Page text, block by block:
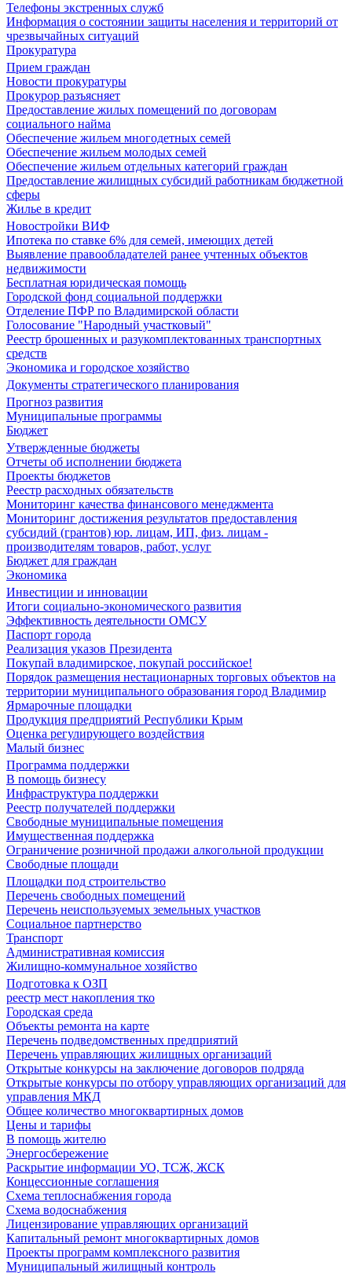
Телефоны экстренных служб
Информация о состоянии защиты населения и территорий от
чрезвычайных ситуаций
Прокуратура
Прием граждан
Новости прокуратуры
Прокурор разъясняет
Предоставление жилых помещений по договорам
социального найма
Обеспечение жильем многодетных семей
Обеспечение жильем молодых семей
Обеспечение жильем отдельных категорий граждан
Предоставление жилищных субсидий работникам бюджетной
сферы
Жилье в кредит
Новостройки ВИФ
Ипотека по ставке 6% для семей, имеющих детей
Выявление правообладателей ранее учтенных объектов
недвижимости
Бесплатная юридическая помощь
Городской фонд социальной поддержки
Отделение ПФР по Владимирской области
Голосование "Народный участковый"
Реестр брошенных и разукомплектованных транспортных
средств
Экономика и городское хозяйство
Документы стратегического планирования
Прогноз развития
Муниципальные программы
Бюджет
Утвержденные бюджеты
Отчеты об исполнении бюджета
Проекты бюджетов
Реестр расходных обязательств
Мониторинг качества финансового менеджмента
Мониторинг достижения результатов предоставления
субсидий (грантов) юр. лицам, ИП, физ. лицам -
производителям товаров, работ, услуг
Бюджет для граждан
Экономика
Инвестиции и инновации
Итоги социально-экономического развития
Эффективность деятельности ОМСУ
Паспорт города
Реализация указов Президента
Покупай владимирское, покупай российское!
Порядок размещения нестационарных торговых объектов на
территории муниципального образования город Владимир
Ярмарочные площадки
Продукция предприятий Республики Крым
Оценка регулирующего воздействия
Малый бизнес
Программа поддержки
В помощь бизнесу
Инфраструктура поддержки
Реестр получателей поддержки
Свободные муниципальные помещения
Имущественная поддержка
Ограничение розничной продажи алкогольной продукции
Свободные площади
Площадки под строительство
Перечень свободных помещений
Перечень неиспользуемых земельных участков
Социальное партнерство
Транспорт
Административная комиссия
Жилищно-коммунальное хозяйство
Подготовка к ОЗП
реестр мест накопления тко
Городская среда
Объекты ремонта на карте
Перечень подведомственных предприятий
Перечень управляющих жилищных организаций
Открытые конкурсы на заключение договоров подряда
Открытые конкурсы по отбору управляющих организаций для
управления МКД
Общее количество многоквартирных домов
Цены и тарифы
В помощь жителю
Энергосбережение
Раскрытие информации УО, ТСЖ, ЖСК
Концессионные соглашения
Схема теплоснабжения города
Схема водоснабжения
Лицензирование управляющих организаций
Капитальный ремонт многоквартирных домов
Проекты программ комплексного развития
Муниципальный жилищный контроль